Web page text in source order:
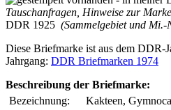
Tauschanfragen, Hinweise zur
DDR 1925 (Sammelgebiet und Mi.-
Diese Briefmarke ist aus dem DDR-
Jahrgang: DDR Briefmarken 1974
Beschreibung der Briefmarke:
Bezeichnung:
Kakteen,